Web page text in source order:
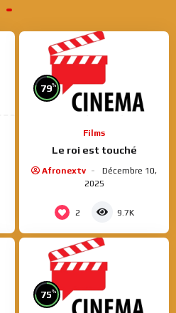
79%
Films
Le roi est touché
Afronextv
Décembre 10,
2025
2 9.7K
75%